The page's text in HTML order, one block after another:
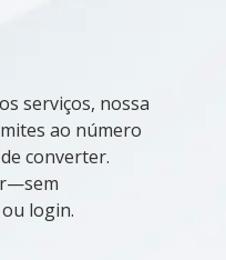
serviços, nossa
ao número
converter.
login.